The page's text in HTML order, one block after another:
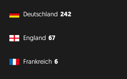
Deutschland 242
England 67
Frankreich 6